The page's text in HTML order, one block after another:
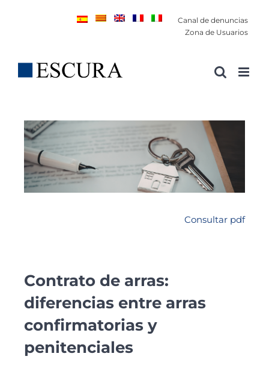
Canal de denuncias
Zona de Usuarios
Consultar pdf
Contrato de arras:
diferencias entre arras
confirmatorias y
penitenciales